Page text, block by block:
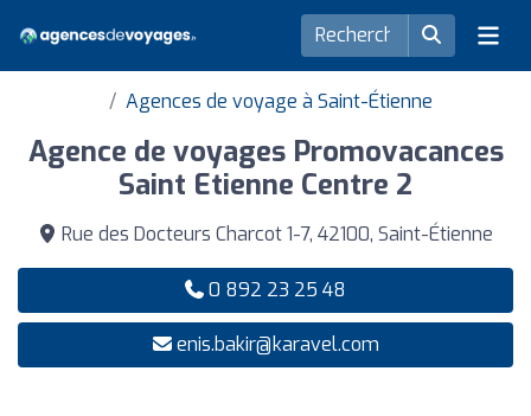
Agences de voyage à Saint-Étienne
Agence de voyages Promovacances
Saint Etienne Centre 2
Rue des Docteurs Charcot 1-7, 42100, Saint-Étienne
0 892 23 25 48
enis.bakir@karavel.com